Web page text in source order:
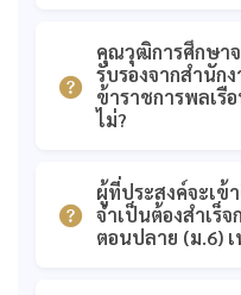
ก.ค.ศ.
คุณวุฒิการศึกษา
รับรองจากสำนัก
ข้าราชการพลเรื
ไม่?
ผู้ที่ประสงค์จะเข้
จำเป็นต้องสำเร็
ตอนปลาย (ม.6)